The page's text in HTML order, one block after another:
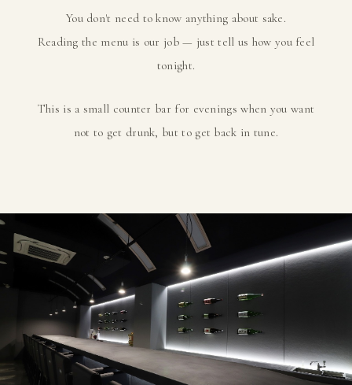
You don't need to know anything about sake.
Reading the menu is our job — just tell us how you feel
tonight.
This is a small counter bar for evenings when you want
not to get drunk, but to get back in tune.